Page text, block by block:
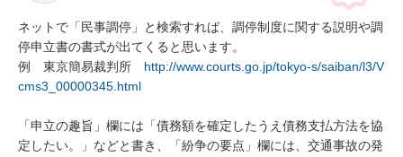
ネットで「民事調停」と検索すれば、調停制度に関する説明や調
停申立書の書式が出てくると思います。
例　東京簡易裁判所 http://www.courts.go.jp/tokyo-s/saiban/l3/V
cms3_00000345.html
「申立の趣旨」欄には「債務額を確定したうえ債務支払方法を協
定したい。」などと書き、「紛争の要点」欄には、交通事故の発